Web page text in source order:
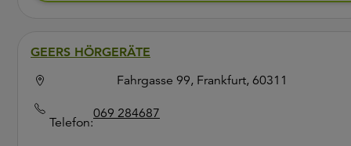
GEERS HÖRGERÄTE
Fahrgasse 99, Frankfurt, 60311
Telefon:
069 284687